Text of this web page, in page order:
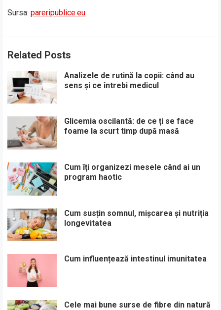
Sursa:pareripublice.eu
Related Posts
Analizele de rutină la copii: când au
sens și ce întrebi medicul
Glicemia oscilantă: de ce ți se face
foame la scurt timp după masă
Cum îți organizezi mesele când ai un
program haotic
Cum susțin somnul, mișcarea și nutriția
longevitatea
Cum influențează intestinul imunitatea
Cele mai bune surse de fibre din natură